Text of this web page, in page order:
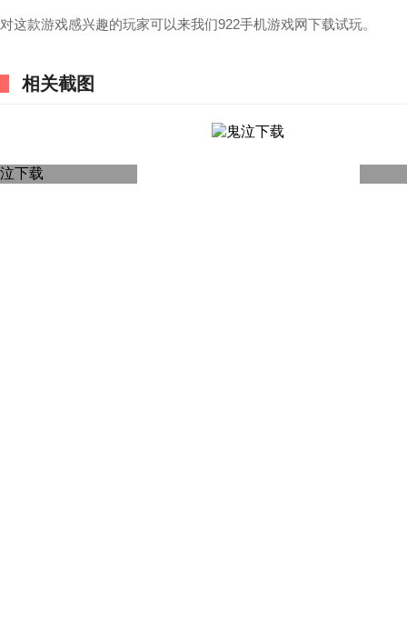
对这款游戏感兴趣的玩家可以来我们922手机游戏网下载试玩。
相关截图